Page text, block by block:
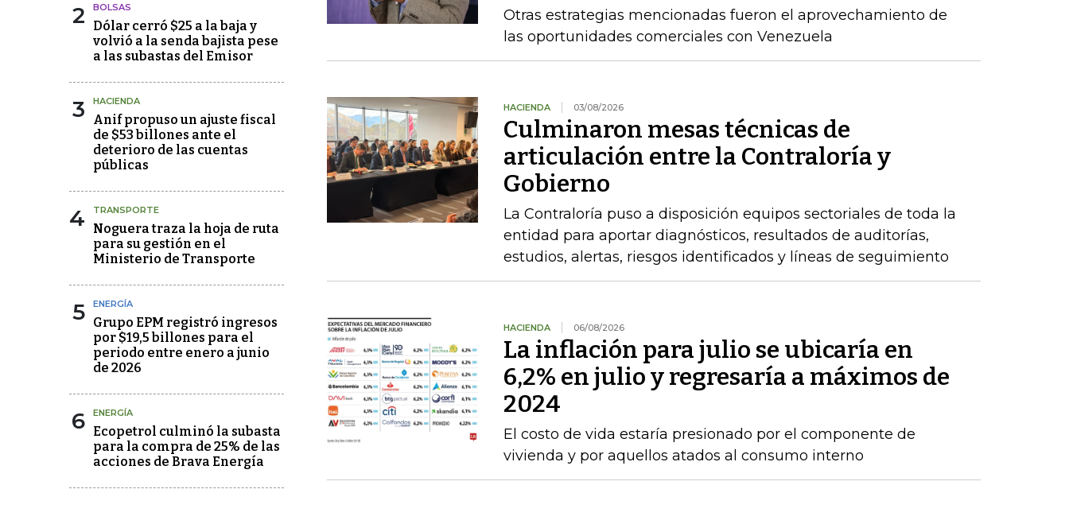
2 BOLSAS
Dólar cerró $25 a la baja y
volvió a la senda bajista pese
a las subastas del Emisor
3 HACIENDA
Anif propuso un ajuste fiscal
de $53 billones ante el
deterioro de las cuentas
públicas
4 TRANSPORTE
Noguera traza la hoja de ruta
para su gestión en el
Ministerio de Transporte
5 ENERGÍA
Grupo EPM registró ingresos
por $19,5 billones para el
periodo entre enero a junio
de 2026
6 ENERGÍA
Ecopetrol culminó la subasta
para la compra de 25% de las
acciones de Brava Energía
Otras estrategias mencionadas fueron el aprovechamiento de
las oportunidades comerciales con Venezuela
HACIENDA 03/08/2026
Culminaron mesas técnicas de
articulación entre la Contraloría y
Gobierno
La Contraloría puso a disposición equipos sectoriales de toda la
entidad para aportar diagnósticos, resultados de auditorías,
estudios, alertas, riesgos identificados y líneas de seguimiento
HACIENDA 06/08/2026
La inflación para julio se ubicaría en
6,2% en julio y regresaría a máximos de
2024
El costo de vida estaría presionado por el componente de
vivienda y por aquellos atados al consumo interno